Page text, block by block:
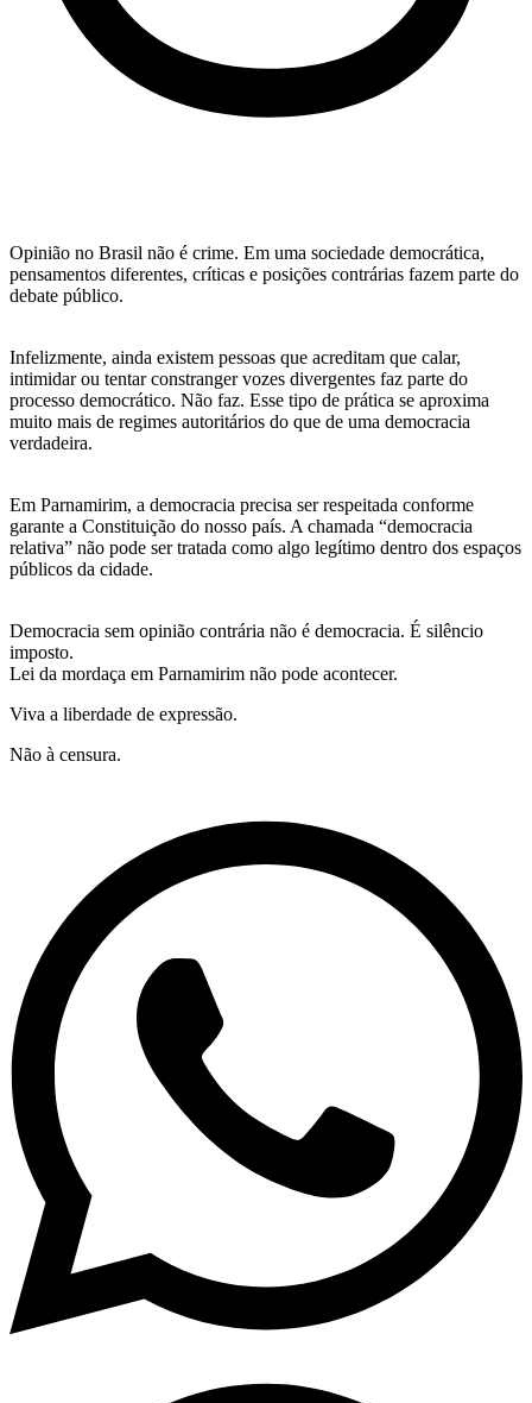
Opinião no Brasil não é crime. Em uma sociedade democrática,
pensamentos diferentes, críticas e posições contrárias fazem parte do
debate público.
Infelizmente, ainda existem pessoas que acreditam que calar,
intimidar ou tentar constranger vozes divergentes faz parte do
processo democrático. Não faz. Esse tipo de prática se aproxima
muito mais de regimes autoritários do que de uma democracia
verdadeira.
Em Parnamirim, a democracia precisa ser respeitada conforme
garante a Constituição do nosso país. A chamada “democracia
relativa” não pode ser tratada como algo legítimo dentro dos espaços
públicos da cidade.
Democracia sem opinião contrária não é democracia. É silêncio
imposto.
Lei da mordaça em Parnamirim não pode acontecer.
Viva a liberdade de expressão.
Não à censura.